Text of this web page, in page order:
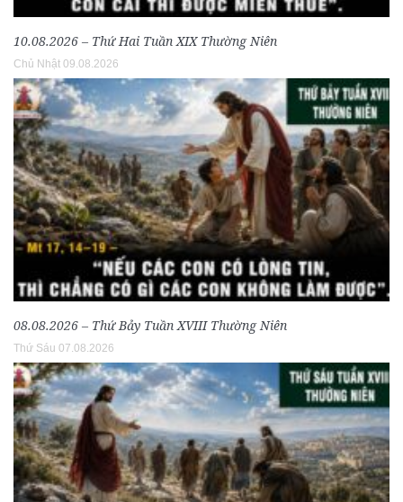
10.08.2026 – Thứ Hai Tuần XIX Thường Niên
Chủ Nhật 09.08.2026
08.08.2026 – Thứ Bảy Tuần XVIII Thường Niên
Thứ Sáu 07.08.2026